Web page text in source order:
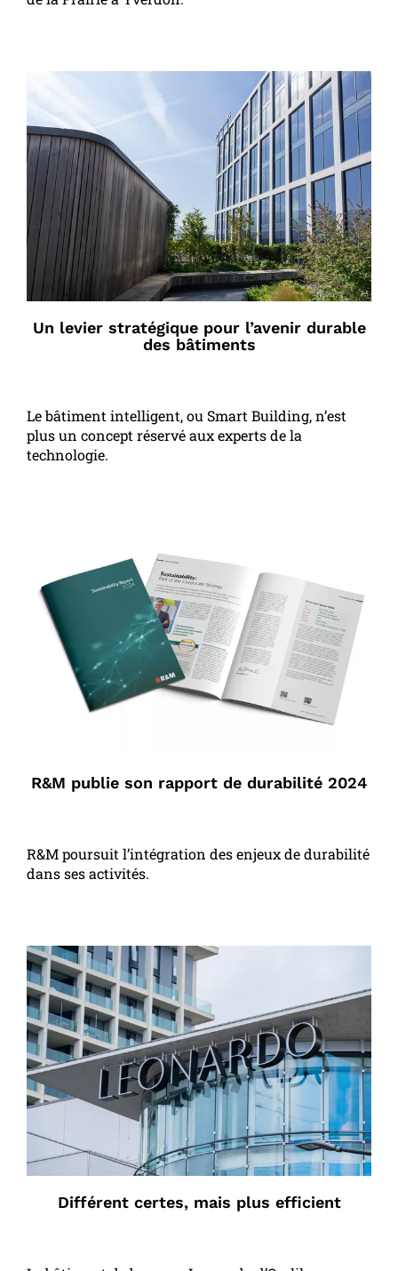
Un levier stratégique pour l’avenir durable
des bâtiments
Le bâtiment intelligent, ou Smart Building, n’est
plus un concept réservé aux experts de la
technologie.
R&M publie son rapport de durabilité 2024
R&M poursuit l’intégration des enjeux de durabilité
dans ses activités.
Différent certes, mais plus efficient